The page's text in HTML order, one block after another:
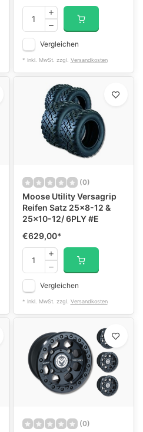
Vergleichen
* Inkl. MwSt. zzgl. Versandkosten
(0)
Moose Utility Versagrip
Reifen Satz 25x8-12 &
25x10-12/ 6PLY #E
€629,00*
Vergleichen
* Inkl. MwSt. zzgl. Versandkosten
(0)